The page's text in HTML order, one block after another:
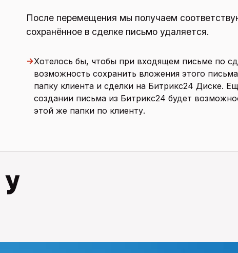
После перемещения мы получаем
сохранённое в сделке письмо удаляется.
→Хотелось бы, чтобы при входящем письме по
возможность сохранить вложения этого
папку клиента и сделки на Битрикс24 Диске.
создании письма из Битрикс24 будет
этой же папки по клиенту.